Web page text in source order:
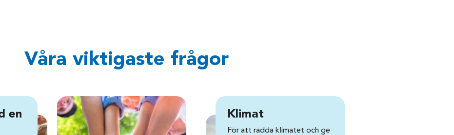
Våra viktigaste frågor
en
Klimat
För att rädda klimatet och ge